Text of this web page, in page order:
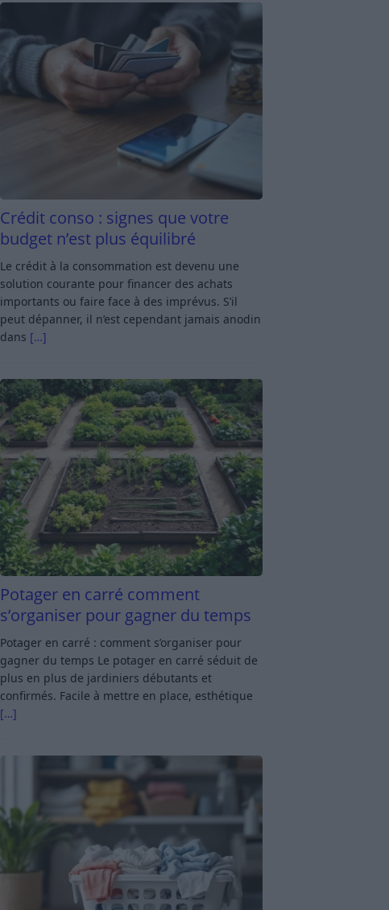
Crédit conso : signes que votre
budget n’est plus équilibré
Le crédit à la consommation est devenu une
solution courante pour financer des achats
importants ou faire face à des imprévus. S’il
peut dépanner, il n’est cependant jamais anodin
dans […]
Potager en carré comment
s’organiser pour gagner du temps
Potager en carré : comment s’organiser pour
gagner du temps Le potager en carré séduit de
plus en plus de jardiniers débutants et
confirmés. Facile à mettre en place, esthétique
[…]